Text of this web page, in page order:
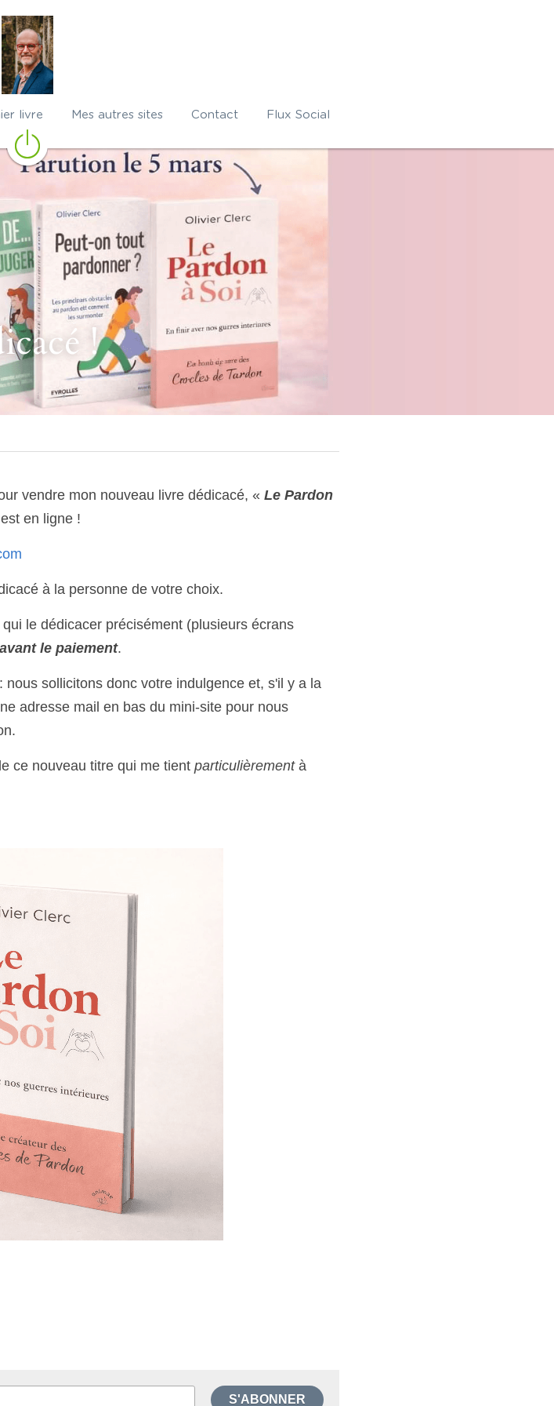
livre Mes autres sites Contact Flux Social
!
vendre mon nouveau livre dédicacé, « Le Pardon
en ligne !
à la personne de votre choix.
le dédicacer précisément (plusieurs écrans
avant le paiement.
sollicitons donc votre indulgence et, s'il y a la
adresse mail en bas du mini-site pour nous
ce nouveau titre qui me tient particulièrement à
S'ABONNER